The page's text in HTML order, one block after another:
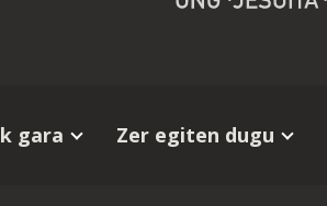
gara Zer egiten dugu